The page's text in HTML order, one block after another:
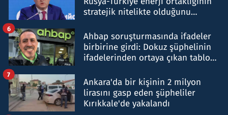
stratejik nitelikte olduğunu
Ahbap soruşturmasında ifadeler
birbirine girdi: Dokuz şüphelinin
ifadelerinden ortaya çıkan tablo
6
Ankara'da bir kişinin 2 milyon
lirasını gasp eden şüpheliler
Kırıkkale'de yakalandı
7